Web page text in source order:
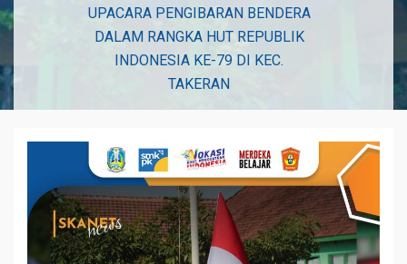
UPACARA PENGIBARAN BENDERA
DALAM RANGKA HUT REPUBLIK
INDONESIA KE-79 DI KEC.
TAKERAN